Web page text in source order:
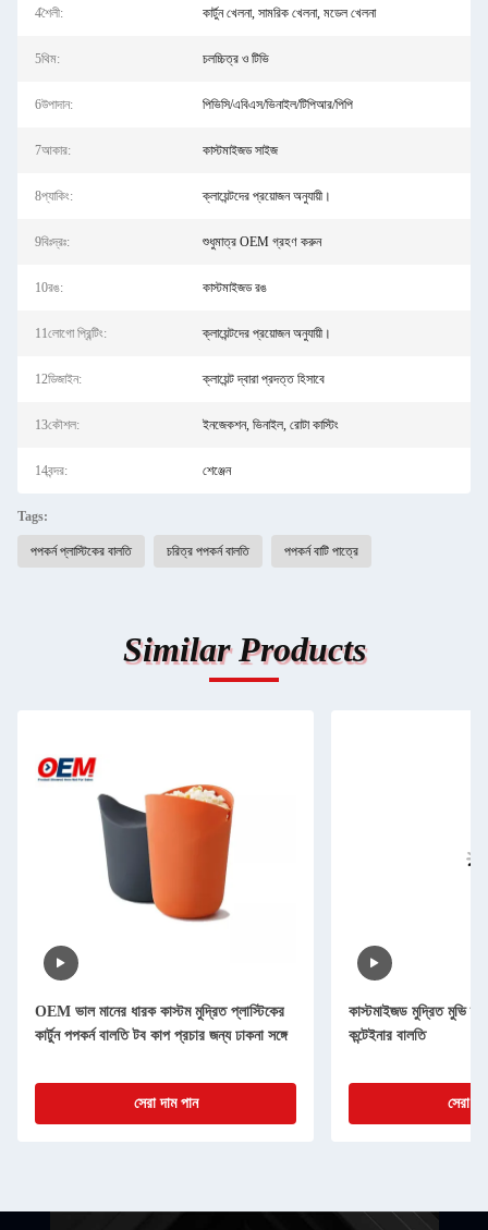
4শৈলী: কার্টুন খেলনা, সামরিক খেলনা, মডেল খেলনা
5থিম: চলচ্চিত্র ও টিভি
6উপাদান: পিভিসি/এবিএস/ভিনাইল/টিপিআর/পিপি
7আকার: কাস্টমাইজড সাইজ
8প্যাকিং: ক্লায়েন্টদের প্রয়োজন অনুযায়ী।
9বিঃদ্রঃ: শুধুমাত্র OEM গ্রহণ করুন
10রঙ: কাস্টমাইজড রঙ
11লোগো প্রিন্টিং: ক্লায়েন্টদের প্রয়োজন অনুযায়ী।
12ডিজাইন: ক্লায়েন্ট দ্বারা প্রদত্ত হিসাবে
13কৌশল: ইনজেকশন, ভিনাইল, রোটা কাস্টিং
14বন্দর: শেঞ্জেন
Tags:
পপকর্ন প্লাস্টিকের বালতি চরিত্র পপকর্ন বালতি পপকর্ন বাটি পাত্রে
Similar Products
OEM ভাল মানের ধারক কাস্টম মুদ্রিত প্লাস্টিকের
কার্টুন পপকর্ন বালতি টব কাপ প্রচার জন্য ঢাকনা সঙ্গে
সেরা দাম পান
কাস্টমাইজড মুদ্রিত মুভি
কন্টেইনার বালতি
সেরা